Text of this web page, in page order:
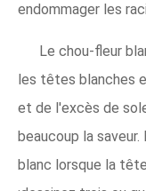
endommager les
Le chou-fleur
les têtes blanches
et de l'excès de
beaucoup la
blanc lorsque la